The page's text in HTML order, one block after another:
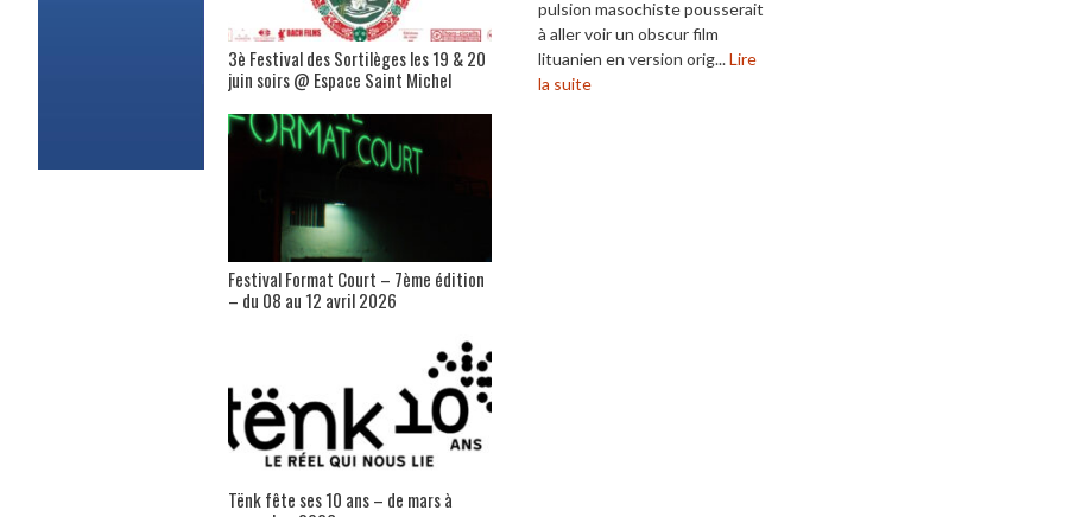
pulsion masochiste pousserait
à aller voir un obscur film
lituanien en version orig...Lire
la suite
3è Festival des Sortilèges les 19 & 20
juin soirs @ Espace Saint Michel
Festival Format Court – 7ème édition
– du 08 au 12 avril 2026
Tënk fête ses 10 ans – de mars à